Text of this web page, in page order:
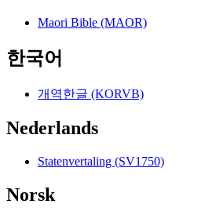
Maori Bible (MAOR)
한국어
개역한글 (KORVB)
Nederlands
Statenvertaling (SV1750)
Norsk